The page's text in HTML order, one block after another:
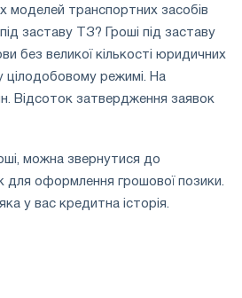
моделей транспортних засобів
заставу ТЗ? Гроші під заставу
без великої кількості юридичних
режимі. На
Відсоток затвердження заявок
можна звернутися до
для оформлення грошової позики.
у вас кредитна історія.